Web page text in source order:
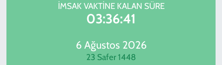
İMSAK VAKTINE KALAN SÜRE
03:36:41
6 Ağustos 2026
23 Safer 1448
Avrupa Ligi Puan Durumu ve Fikstür
Tüm Manşetler